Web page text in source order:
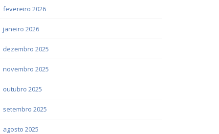
fevereiro 2026
janeiro 2026
dezembro 2025
novembro 2025
outubro 2025
setembro 2025
agosto 2025